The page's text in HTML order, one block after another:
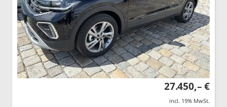
27.450,– €
incl. 19% MwSt.